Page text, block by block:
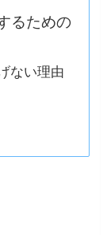
るための
ない理由